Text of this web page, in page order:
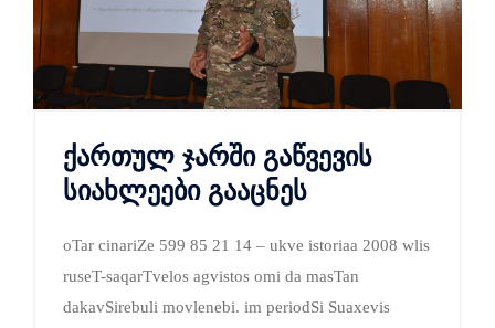
ქართულ ჯარში გაწვევის
სიახლეები გააცნეს
oTar cinariZe 599 85 21 14 – ukve istoriaa 2008 wlis
ruseT-saqarTvelos agvistos omi da masTan
dakavSirebuli movlenebi. im periodSi Suaxevis